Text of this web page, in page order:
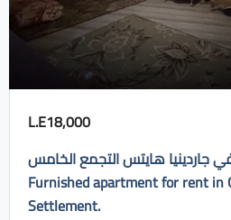
L.E18,000
جاردينيا هايتس التجمع الخامس
Furnished apartment for rent in
Settlement.